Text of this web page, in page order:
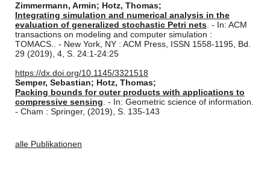
Zimmermann, Armin; Hotz, Thomas;
Integrating simulation and numerical analysis in the
evaluation of generalized stochastic Petri nets . - In: ACM
transactions on modeling and computer simulation :
TOMACS.. - New York, NY : ACM Press, ISSN 1558-1195, Bd.
29 (2019), 4, S. 24:1-24:25
https://dx.doi.org/10.1145/3321518
Semper, Sebastian; Hotz, Thomas;
Packing bounds for outer products with applications to
compressive sensing . - In: Geometric science of information.
- Cham : Springer, (2019), S. 135-143
alle Publikationen